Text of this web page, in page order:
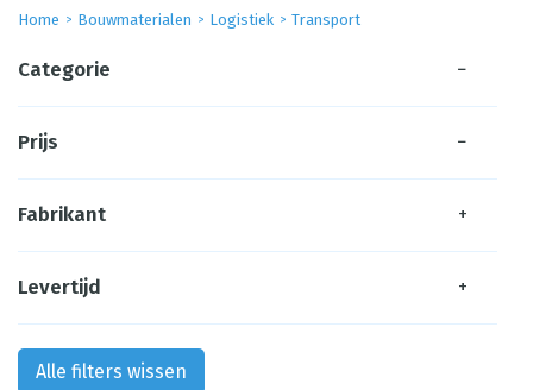
Home Bouwmaterialen Logistiek Transport
Categorie −
Prijs −
Fabrikant +
Levertijd +
Alle filters wissen